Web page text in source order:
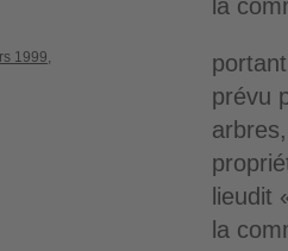
la
1999,
prévu
lieudit
la